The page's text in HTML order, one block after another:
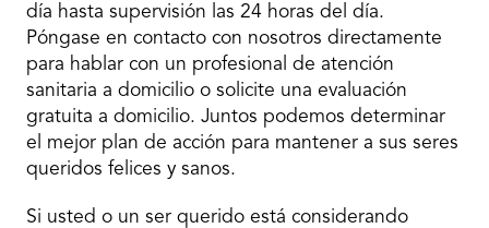
día hasta supervisión las 24 horas del día.
Póngase en contacto con nosotros directamente
para hablar con un profesional de atención
sanitaria a domicilio o solicite una evaluación
gratuita a domicilio. Juntos podemos determinar
el mejor plan de acción para mantener a sus seres
queridos felices y sanos.
Si usted o un ser querido está considerando